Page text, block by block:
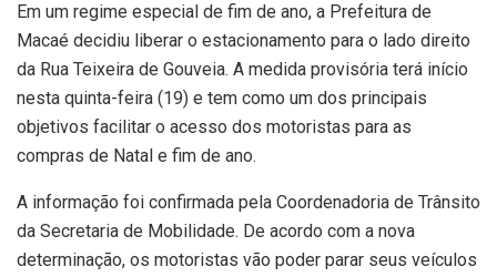
Em um regime especial de fim de ano, a Prefeitura de
Macaé decidiu liberar o estacionamento para o lado direito
da Rua Teixeira de Gouveia. A medida provisória terá início
nesta quinta-feira (19) e tem como um dos principais
objetivos facilitar o acesso dos motoristas para as
compras de Natal e fim de ano.
A informação foi confirmada pela Coordenadoria de Trânsito
da Secretaria de Mobilidade. De acordo com a nova
determinação, os motoristas vão poder parar seus veículos